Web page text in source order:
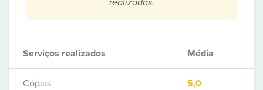
realizadas.
Serviços realizados Média
Cópias 5,0